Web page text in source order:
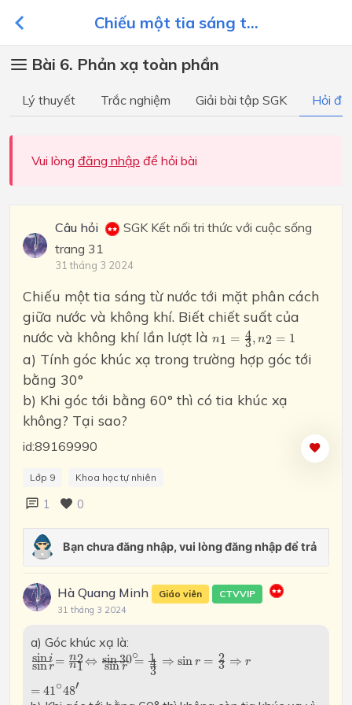
Chiếu một tia sáng t...
Bài 6. Phản xạ toàn phần
Lý thuyết Trắc nghiệm Giải bài tập SGK Hỏi
Vui lòng đăng nhập để hỏi bài
Câu hỏi
SGK Kết nối tri thức với cuộc sống
trang 31
31 tháng 3 2024
Chiếu một tia sáng từ nước tới mặt phân cách
giữa nước và không khí. Biết chiết suất của
nước và không khí lần lượt là n1 = 4
3, n2 = 1
3
a) Tính góc khúc xạ trong trường hợp góc tới
bằng 30°
b) Khi góc tới bằng 60° thì có tia khúc xạ
không? Tại sao?
id:89169990
Lớp 9 Khoa học tự nhiên
1 0
Hà Quang Minh Giáo viên CTVVIP
31 tháng 3 2024
a) Góc khúc xạ là:
sini
sinr= n2
n1 ⇔ sin30∘
sinr = 1
4
3
⇒ sin r = 2
3 ⇒ r
= 41 ∘48′
sin isinr =n2n 1⇔sin30 ∘ sin